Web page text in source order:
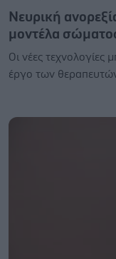
Νευρική
μοντέλα
Οι νέες τεχνολογίες
έργο των